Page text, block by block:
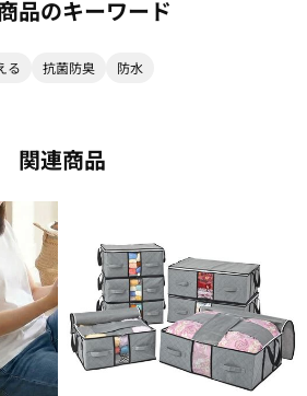
品のキーワード
る 抗菌防臭 防水
関連商品